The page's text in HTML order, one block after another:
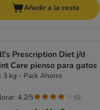
Añadir a la cesta
Prescription Diet j/d
Care pienso para gatos
3 kg - Pack Ahorro
4.2/5 (5)